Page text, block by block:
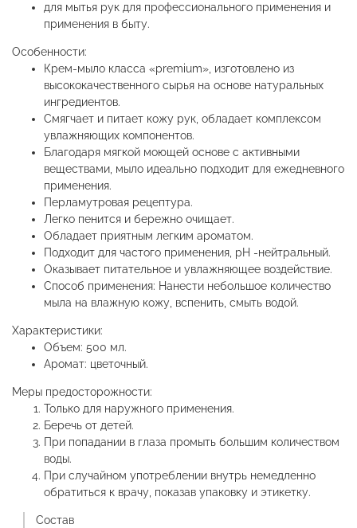
для мытья рук для профессионального применения и
применения в быту.
Особенности:
Крем-мыло класса «premium», изготовлено из
высококачественного сырья на основе натуральных
ингредиентов.
Смягчает и питает кожу рук, обладает комплексом
увлажняющих компонентов.
Благодаря мягкой моющей основе с активными
веществами, мыло идеально подходит для ежедневного
применения.
Перламутровая рецептура.
Легко пенится и бережно очищает.
Обладает приятным легким ароматом.
Подходит для частого применения, рН -нейтральный.
Оказывает питательное и увлажняющее воздействие.
Способ применения: Нанести небольшое количество
мыла на влажную кожу, вспенить, смыть водой.
Характеристики:
Объем: 500 мл.
Аромат: цветочный.
Меры предосторожности:
Только для наружного применения.
Беречь от детей.
При попадании в глаза промыть большим количеством
воды.
При случайном употреблении внутрь немедленно
обратиться к врачу, показав упаковку и этикетку.
Состав